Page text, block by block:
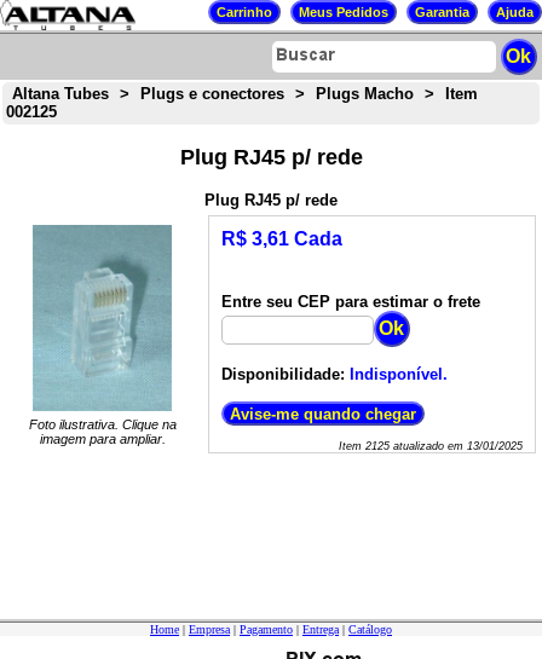
Altana Tubes > Plugs e conectores > Plugs Macho >
Item
002125
Plug RJ45 p/ rede
Plug RJ45 p/ rede
Foto ilustrativa. Clique na
imagem para ampliar.
R$ 3,61 Cada
Entre seu CEP para estimar o frete
Disponibilidade: Indisponível.
Item 2125atualizado em 13/01/2025
Home | Empresa | Pagamento | Entrega | Catálogo